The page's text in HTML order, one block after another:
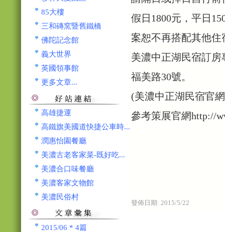
85大樓
三和磚窯暨舊鐵橋
佛陀記念館
義大世界
英國領事館
更多文章...
高雄捷運
高鐵旗美國道快捷公車時...
潤惠怡園餐廳
美濃古老客家菜-既好吃...
美濃合口味餐廳
美濃客家文物館
美濃民俗村
2015/06 * 4篇
假日1800元，平日
案恕不再搭配其他
美濃中正湖民宿訂房
福美路30號。
(美濃中正湖民宿官網
參考策展官網http://
發佈日期: 2015/5/22